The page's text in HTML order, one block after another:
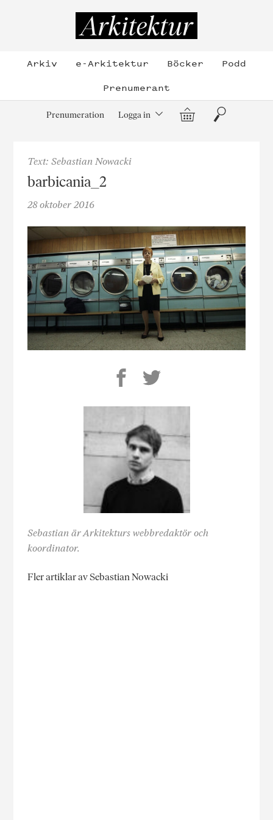
Arkiv e-Arkitektur Böcker
Podd
Prenumerant
Prenumeration Logga in Varukorg
Sök
Text: Sebastian Nowacki
barbicania_2
28 oktober 2016
Sebastian är Arkitekturs webbredaktör och
koordinator.
Fler artiklar av Sebastian Nowacki